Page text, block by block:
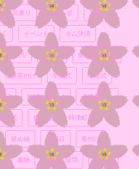
お宮参り お知らせ お祭り
イベント ネム決済
レンタル 七五三 仮想通貨決済
出張着付け 卒園式 卒業式
婦 妊婦の着付け 子供着付け
人式 振り袖 時津町
留め袖 真面目 着付け
着物 素朴な疑問 結婚式